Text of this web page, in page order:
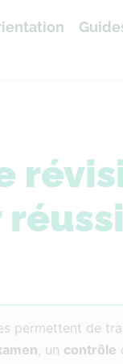
permettent de
, un contrôle